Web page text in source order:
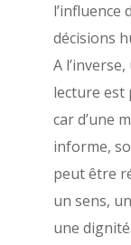
l’influence
décisions
A
lecture est
car d’une
informe,
peut être
un sens,
une